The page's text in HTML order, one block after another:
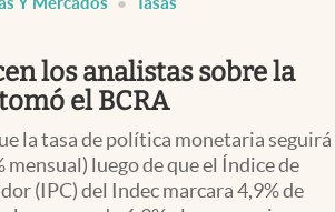
Uruguay
los analistas sobre la
el BCRA
la tasa de política monetaria seguirá
mensual) luego de que el Índice de
(IPC) del Indec marcara 4,9% de